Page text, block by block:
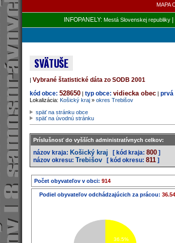
MAPA
INFOPANELY: Mestá Slovenskej republiky|
SVÄTUŠE
| Vybrané štatistické dáta zo SODB 2001
kód obce: 528650 | typ obce: vidiecka obec | prvá
Lokalizácia: Košický kraj » okres Trebišov
späť na stránku obce
späť na úvodnú stránku
Príslušnosť do vyšších administratívnych celkov:
názov kraja: Košický kraj [ kód kraja: 800 ]
názov okresu: Trebišov [ kód okresu: 811 ]
Počet obyvateľov v obci: 914
Podiel obyvateľov odchádzajúcich za prácou: 36.54
36.5%